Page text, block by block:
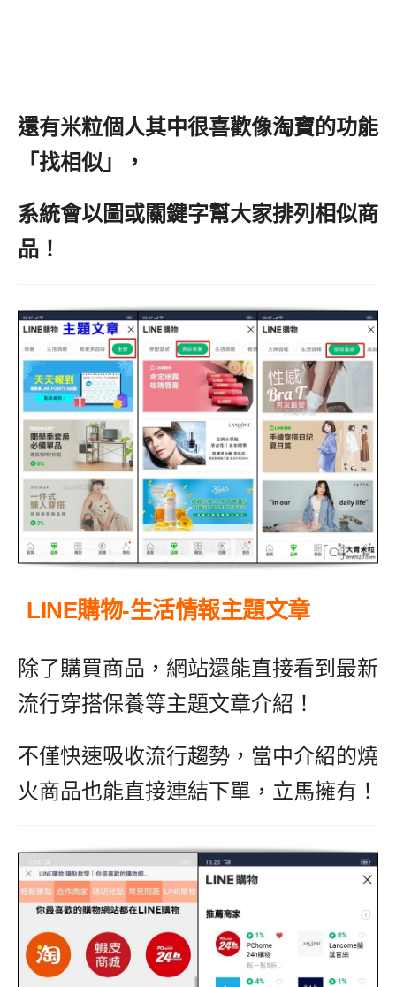
還有米粒個人其中很喜歡像淘寶的功能
「找相似」，
系統會以圖或關鍵字幫大家排列相似商
品！
LINE購物-生活情報主題文章
除了購買商品，網站還能直接看到最新
流行穿搭保養等主題文章介紹！
不僅快速吸收流行趨勢，當中介紹的燒
火商品也能直接連結下單，立馬擁有！